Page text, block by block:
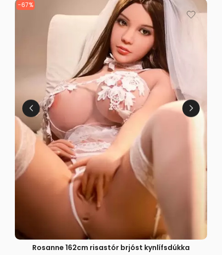
-67%
FLÝTISÝN
Rosanne 162cm risastór brjóst kynlífsdúkka